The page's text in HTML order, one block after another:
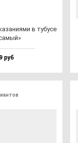
в ту­бу­се
руб